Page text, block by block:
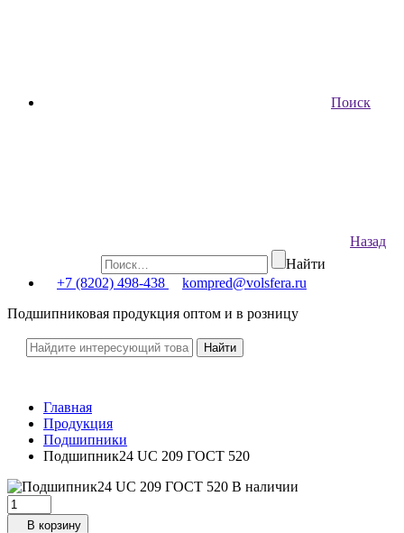
Поиск
Назад
Найти
+7 (8202) 498-438
kompred@volsfera.ru
Подшипниковая продукция оптом и в розницу
Главная
Продукция
Подшипники
Подшипник24 UC 209 ГОСТ 520
В наличии
В корзину